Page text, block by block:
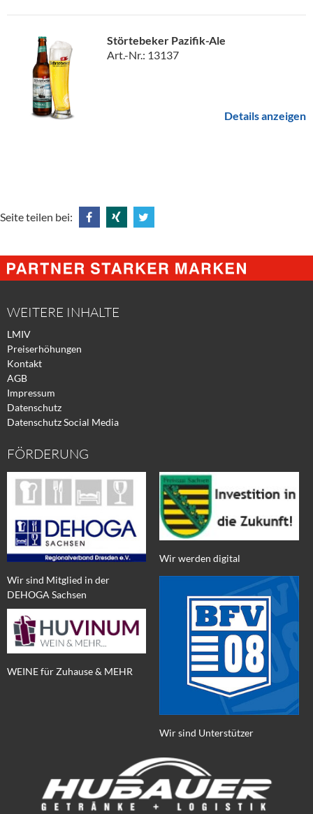
Störtebeker Pazifik-Ale
Art.-Nr.: 13137
Details anzeigen
Seite teilen bei:
@
Facebook
@
Xing
@
Twitter
WEITERE INHALTE
LMIV
Preiserhöhungen
Kontakt
AGB
Impressum
Datenschutz
Datenschutz Social Media
FÖRDERUNG
Wir sind Mitglied in der
DEHOGA Sachsen
WEINE für Zuhause & MEHR
Wir werden digital
Wir sind Unterstützer